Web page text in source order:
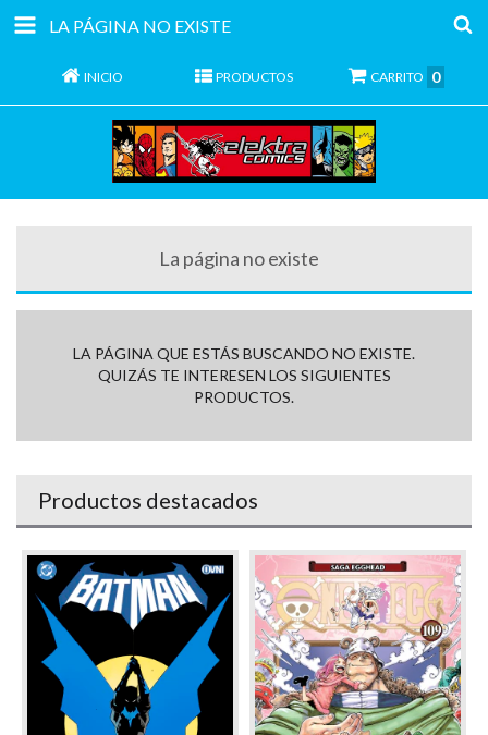
LA PÁGINA NO EXISTE
INICIO PRODUCTOS CARRITO 0
La página no existe
LA PÁGINA QUE ESTÁS BUSCANDO NO EXISTE.
QUIZÁS TE INTERESEN LOS SIGUIENTES
PRODUCTOS.
Productos destacados